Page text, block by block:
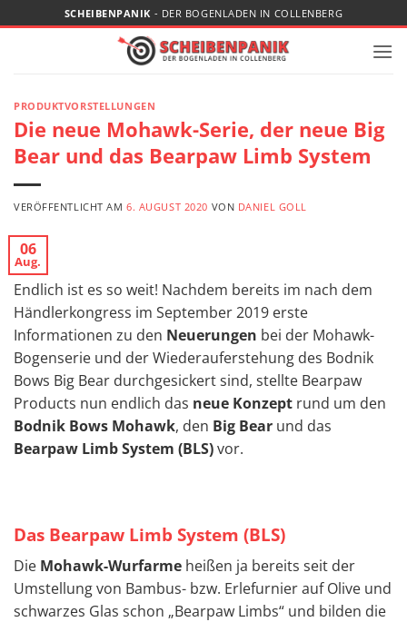
Inhalt
SCHEIBENPANIK - DER BOGENLADEN IN COLLENBERG
PRODUKTVORSTELLUNGEN
Die neue Mohawk-Serie, der neue Big
Bear und das Bearpaw Limb System
VERÖFFENTLICHT AM6. AUGUST 2020 VON DANIEL GOLL
06
Aug.
Endlich ist es so weit! Nachdem bereits im nach dem
Händlerkongress im September 2019 erste
Informationen zu den Neuerungen bei der Mohawk-
Bogenserie und der Wiederauferstehung des Bodnik
Bows Big Bear durchgesickert sind, stellte Bearpaw
Products nun endlich das neue Konzept rund um den
Bodnik Bows Mohawk, den Big Bear und das
Bearpaw Limb System (BLS)vor.
Das Bearpaw Limb System (BLS)
Die Mohawk-Wurfarme heißen ja bereits seit der
Umstellung von Bambus- bzw. Erlefurnier auf Olive und
schwarzes Glas schon „Bearpaw Limbs“ und bilden die